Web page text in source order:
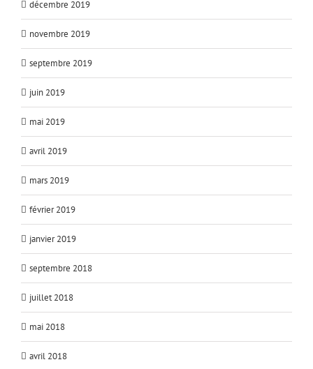
décembre 2019
novembre 2019
septembre 2019
juin 2019
mai 2019
avril 2019
mars 2019
février 2019
janvier 2019
septembre 2018
juillet 2018
mai 2018
avril 2018